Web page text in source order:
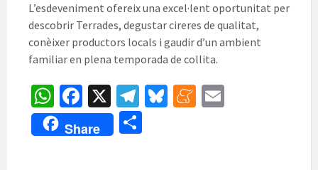
L’esdeveniment ofereix una excel·lent oportunitat per
descobrir Terrades, degustar cireres de qualitat,
conèixer productors locals i gaudir d’un ambient
familiar en plena temporada de collita.
W
h
at
Fa
ce
b
X
Te
le
gr
Bl M
Share